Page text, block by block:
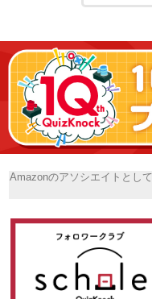
Amazonのアソシエイトとし